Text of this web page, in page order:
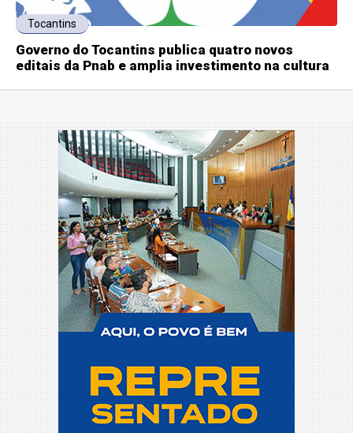
Tocantins
Governo do Tocantins publica quatro novos
editais da Pnab e amplia investimento na cultura